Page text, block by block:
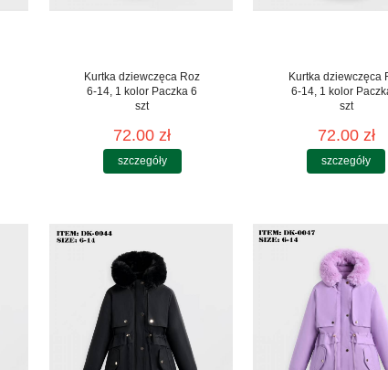
Kurtka dziewczęca Roz
6-14, 1 kolor Paczka 6
szt
72.00 zł
szczegóły
Kurtka dziewczęca
6-14, 1 kolor
szt
72.00 zł
szczegóły